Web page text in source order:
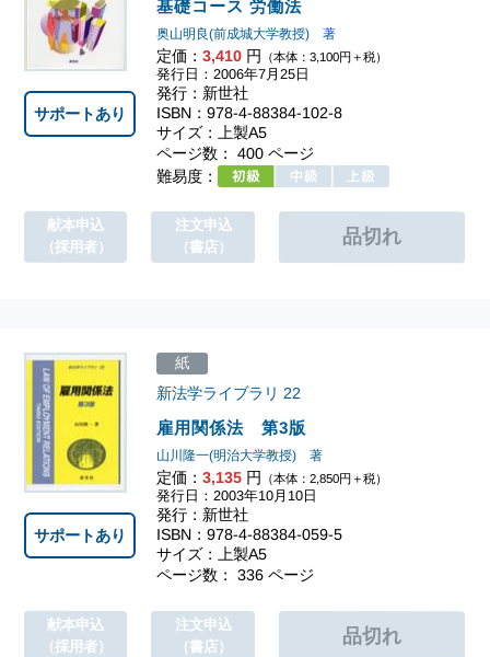
基礎コース 労働法
奥山明良(前成城大学教授) 著
定価： 3,410円 （本体：3,100円＋税）
発行日：2006年7月25日
発行：新世社
ISBN：978-4-88384-102-8
サイズ：上製A5
ページ数： 400 ページ
難易度：
サポートあり
献本申込
（採用者）
注文申込
（書店）
雇用関係法 第3版
新法学ライブラリ 22
山川隆一(明治大学教授) 著
定価： 3,135円 （本体：2,850円＋税）
紙
発行日：2003年10月10日
発行：新世社
ISBN：978-4-88384-059-5
サイズ：上製A5
ページ数： 336 ページ
サポートあり
献本申込
（採用者）
注文申込
（書店）